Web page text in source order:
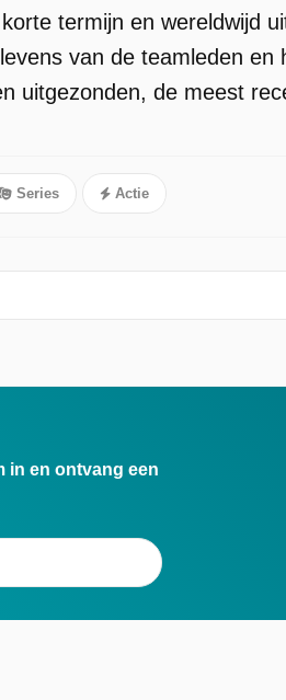
termijn en wereldwijd
van de teamleden en
uitgezonden, de meest
Series Actie
in en ontvang een